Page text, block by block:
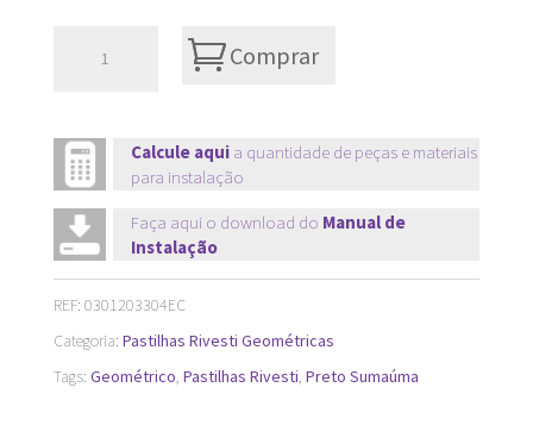
Preto
Sumaúma
33
x
33
cm
quantidade
Comprar
Calcule aquia quantidade de peças e materiais
para instalação
Faça aqui o download do Manual de
Instalação
REF: 0301203304EC
Categoria: Pastilhas Rivesti Geométricas
Tags: Geométrico, Pastilhas Rivesti, Preto Sumaúma